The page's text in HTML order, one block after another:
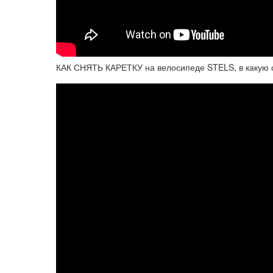
КАК СНЯТЬ КАРЕТКУ на велосипеде STELS, в какую